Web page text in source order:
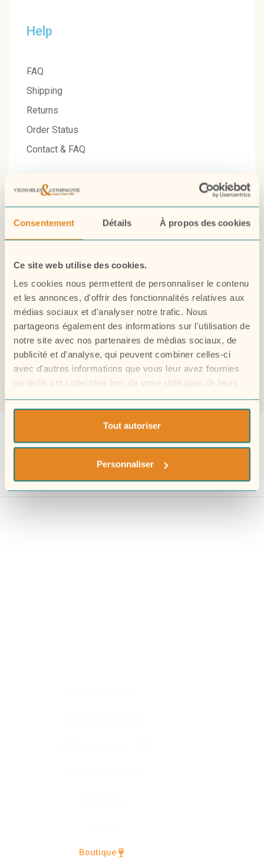
Consentement Détails À propos des cookies
Ce site web utilise des cookies.
Les cookies nous permettent de personnaliser le contenu
et les annonces, d'offrir des fonctionnalités relatives aux
médias sociaux et d'analyser notre trafic. Nous
partageons également des informations sur l'utilisation de
notre site avec nos partenaires de médias sociaux, de
publicité et d'analyse, qui peuvent combiner celles-ci
avec d'autres informations que vous leur avez fournies
ou qu'ils ont collectées lors de votre utilisation de leurs
services.
Tout autoriser
Personnaliser
Help
FAQ
Shipping
Returns
Order Status
Contact & FAQ
Shop
Red Wines
Sparkling
Boutique